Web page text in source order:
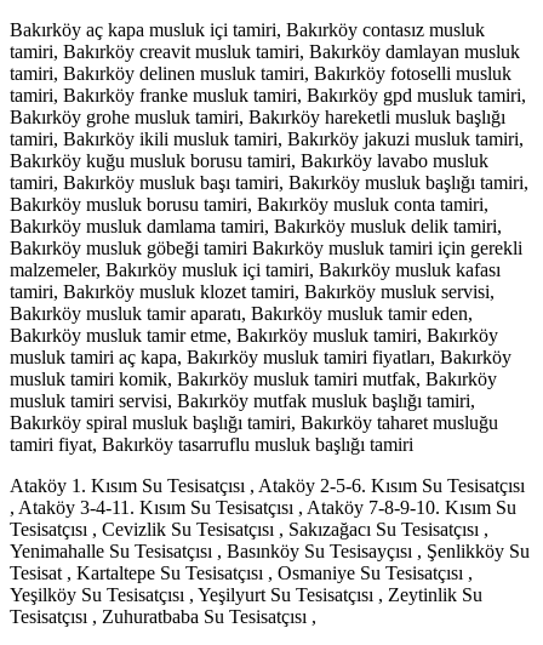
Bakırköy aç kapa musluk içi tamiri, Bakırköy contasız musluk
tamiri, Bakırköy creavit musluk tamiri, Bakırköy damlayan musluk
tamiri, Bakırköy delinen musluk tamiri, Bakırköy fotoselli musluk
tamiri, Bakırköy franke musluk tamiri, Bakırköy gpd musluk tamiri,
Bakırköy grohe musluk tamiri, Bakırköy hareketli musluk başlığı
tamiri, Bakırköy ikili musluk tamiri, Bakırköy jakuzi musluk tamiri,
Bakırköy kuğu musluk borusu tamiri, Bakırköy lavabo musluk
tamiri, Bakırköy musluk başı tamiri, Bakırköy musluk başlığı tamiri,
Bakırköy musluk borusu tamiri, Bakırköy musluk conta tamiri,
Bakırköy musluk damlama tamiri, Bakırköy musluk delik tamiri,
Bakırköy musluk göbeği tamiri Bakırköy musluk tamiri için gerekli
malzemeler, Bakırköy musluk içi tamiri, Bakırköy musluk kafası
tamiri, Bakırköy musluk klozet tamiri, Bakırköy musluk servisi,
Bakırköy musluk tamir aparatı, Bakırköy musluk tamir eden,
Bakırköy musluk tamir etme, Bakırköy musluk tamiri, Bakırköy
musluk tamiri aç kapa, Bakırköy musluk tamiri fiyatları, Bakırköy
musluk tamiri komik, Bakırköy musluk tamiri mutfak, Bakırköy
musluk tamiri servisi, Bakırköy mutfak musluk başlığı tamiri,
Bakırköy spiral musluk başlığı tamiri, Bakırköy taharet musluğu
tamiri fiyat, Bakırköy tasarruflu musluk başlığı tamiri
Ataköy 1. Kısım Su Tesisatçısı , Ataköy 2-5-6. Kısım Su Tesisatçısı
, Ataköy 3-4-11. Kısım Su Tesisatçısı , Ataköy 7-8-9-10. Kısım Su
Tesisatçısı , Cevizlik Su Tesisatçısı , Sakızağacı Su Tesisatçısı ,
Yenimahalle Su Tesisatçısı , Basınköy Su Tesisayçısı , Şenlikköy Su
Tesisat , Kartaltepe Su Tesisatçısı , Osmaniye Su Tesisatçısı ,
Yeşilköy Su Tesisatçısı , Yeşilyurt Su Tesisatçısı , Zeytinlik Su
Tesisatçısı , Zuhuratbaba Su Tesisatçısı ,